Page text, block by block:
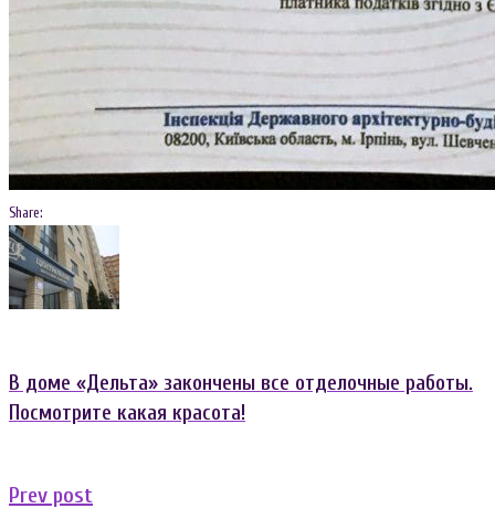
Share:
Facebook
Twitter
Google+
LinkedIn
Навигация
по
В доме «Дельта» закончены все отделочные работы.
Посмотрите какая красота!
Prev post